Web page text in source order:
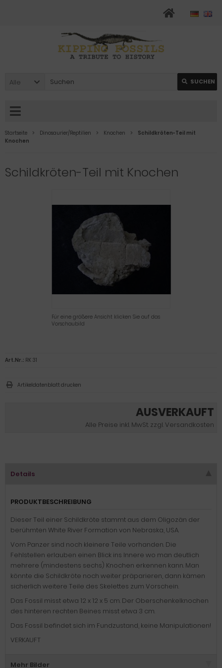
Alle SUCHEN
Startseite Dinosaurier/Reptilien Knochen
Schildkröten-Teil mit
Knochen
Schildkröten-Teil mit Knochen
Für eine größere Ansicht klicken Sie auf das
Vorschaubild
AUSVERKAUFT
Alle Preise inkl. MwSt. zzgl. Versandkosten
Art.Nr.: RK 31
Artikeldatenblatt drucken
Details
PRODUKTBESCHREIBUNG
Dieser Teil einer Schildkröte stammt aus dem Oligozän der
berühmten White River Formation von Nebraska, USA.
Vom Panzer sind noch kleinere Teile vorhanden. Die
Fehlstellen erlauben einen Blick ins Innere wo man deutlich
mehrere (mindestens sechs) Knochen erkennen kann. Man
könnte die Schildkröte noch weiter präparieren, dann kämen
sicherlich weitere Teile des Skelettes zum Vorschein.
Das Fossil misst etwa 12 x 12 x 5 cm. Der Oberschenkelknochen
des hinteren rechten Beines misst etwa 3 cm.
Das Fossil befindet sich im Fundzustand, keine Manipulationen!
VERKAUFT
Mehr Bilder